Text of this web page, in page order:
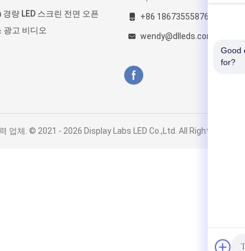
경량 LED 스크린 전면 오픈
광고 비디오
+86 18673555876
wendy@dlleds.com
업체. © 2021 - 2026 Display Labs LED Co.,Ltd. All Rights
Good
for?